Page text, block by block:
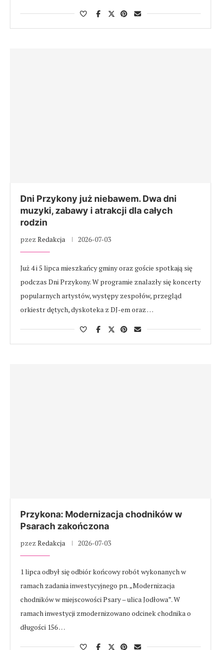
Dni Przykony już niebawem. Dwa dni
muzyki, zabawy i atrakcji dla całych
rodzin
pzez Redakcja 2026-07-03
Już 4 i 5 lipca mieszkańcy gminy oraz goście spotkają się
podczas Dni Przykony. W programie znalazły się koncerty
popularnych artystów, występy zespołów, przegląd
orkiestr dętych, dyskoteka z DJ-em oraz …
Przykona: Modernizacja chodników w
Psarach zakończona
pzez Redakcja 2026-07-03
1 lipca odbył się odbiór końcowy robót wykonanych w
ramach zadania inwestycyjnego pn. „Modernizacja
chodników w miejscowości Psary – ulica Jodłowa”. W
ramach inwestycji zmodernizowano odcinek chodnika o
długości 156 …